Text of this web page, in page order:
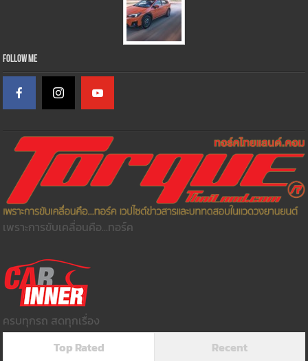
Follow Me
เพราะการขับเคลื่อนคือ...ทอร์ค
ครบทุกรถ สดทุกเรื่อง
Top Rated
Recent